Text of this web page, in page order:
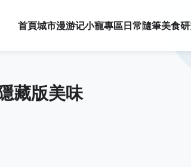
首頁城市漫游记小寵專區日常隨筆美食
藏版美味